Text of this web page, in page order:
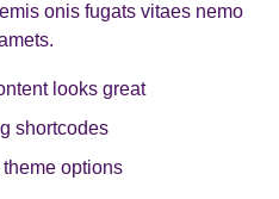
onis fugats vitaes nemo
looks great
shortcodes
options